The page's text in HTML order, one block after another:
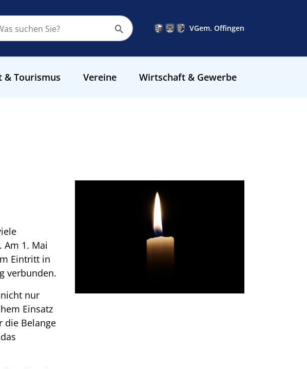
VGem. Offingen
& Tourismus Vereine Wirtschaft & Gewerbe
Am 1. Mai
Eintritt in
verbunden.
nur
Einsatz
die Belange